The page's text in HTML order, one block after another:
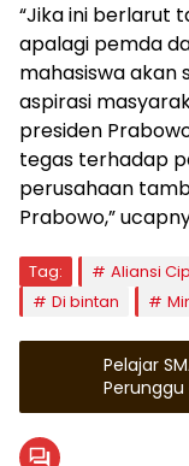
“Jika ini berlarut
apalagi pemda
mahasiswa akan
aspirasi
presiden
tegas terhadap
perusahaan
Prabowo,”
Tag: Aliansi
Di bintan
Pelajar
Perunggu